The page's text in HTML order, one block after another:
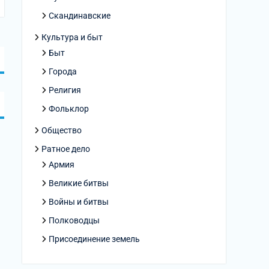
Скандинавские
Культура и быт
Быт
Города
Религия
Фольклор
Общество
Ратное дело
Армия
Великие битвы
Войны и битвы
Полководцы
Присоединение земель